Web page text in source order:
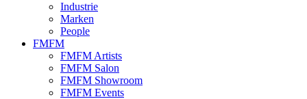
Industrie
Marken
People
FMFM
FMFM Artists
FMFM Salon
FMFM Showroom
FMFM Events